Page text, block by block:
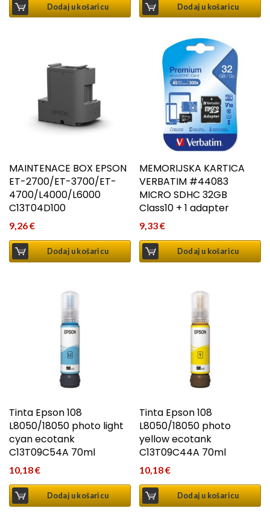
Dodaj u košaricu Dodaj u košaricu
MAINTENACE BOX EPSON
ET-2700/ET-3700/ET-
4700/L4000/L6000
C13T04D100
9,26€
Dodaj u košaricu
MEMORIJSKA KARTICA
VERBATIM #44083
MICRO SDHC 32GB
Class10 + 1 adapter
9,33€
Dodaj u košaricu
Tinta Epson 108
L8050/18050 photo light
cyan ecotank
C13T09C54A 70ml
10,18€
Dodaj u košaricu
Tinta Epson 108
L8050/18050 photo
yellow ecotank
C13T09C44A 70ml
10,18€
Dodaj u košaricu